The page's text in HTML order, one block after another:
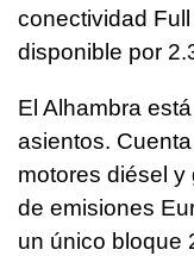
conectividad
disponible por
El Alhambra
asientos.
motores diésel
de emisiones
un único bloque